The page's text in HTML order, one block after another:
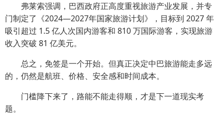
弗莱索强调，巴西政府正高度重视旅游产业发展，并专
门制定了《2024—2027年国家旅游计划》，目标到 2027 年
吸引超过 1.5 亿人次国内游客和 810 万国际游客，实现旅游
收入突破 81 亿美元。
总之，免签是一个开始。但真正决定中巴旅游能走多远
的，仍然是航班、价格、安全感和时间成本。
门槛降下来了，路能不能走得顺，才是下一道现实考
题。